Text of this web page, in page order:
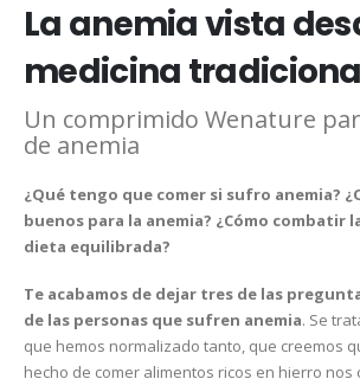
La anemia vista
medicina
Un comprimido Wenature
de anemia
¿Qué tengo que comer si sufro anemia?
buenos para la anemia? ¿Cómo combatir
dieta equilibrada?
Te acabamos de dejar tres de las
de las personas que sufren anemia. Se
que hemos normalizado tanto, que creemos
hecho de comer alimentos ricos en hierro nos